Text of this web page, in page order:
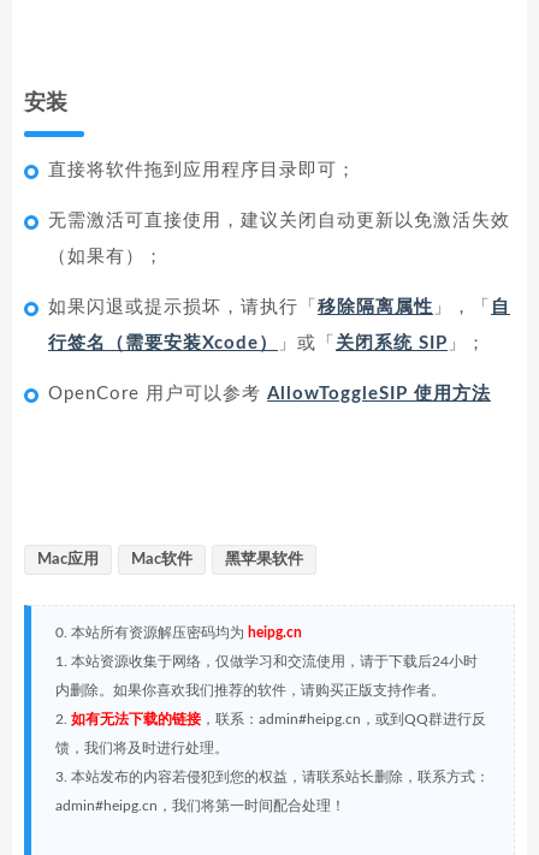
安装
直接将软件拖到应用程序目录即可；
无需激活可直接使用，建议关闭自动更新以免激活失效
（如果有）；
如果闪退或提示损坏，请执行「 移除隔离属性 」，「 自
行签名（需要安装Xcode）
」或「 关闭系统 SIP 」；
OpenCore 用户可以参考 AllowToggleSIP 使用方法
Mac应用 Mac软件 黑苹果软件
0. 本站所有资源解压密码均为 heipg.cn
1. 本站资源收集于网络，仅做学习和交流使用，请于下载后24小时
内删除。如果你喜欢我们推荐的软件，请购买正版支持作者。
2. 如有无法下载的链接，联系：admin#heipg.cn，或到QQ群进行反
馈，我们将及时进行处理。
3. 本站发布的内容若侵犯到您的权益，请联系站长删除，联系方式：
admin#heipg.cn，我们将第一时间配合处理！